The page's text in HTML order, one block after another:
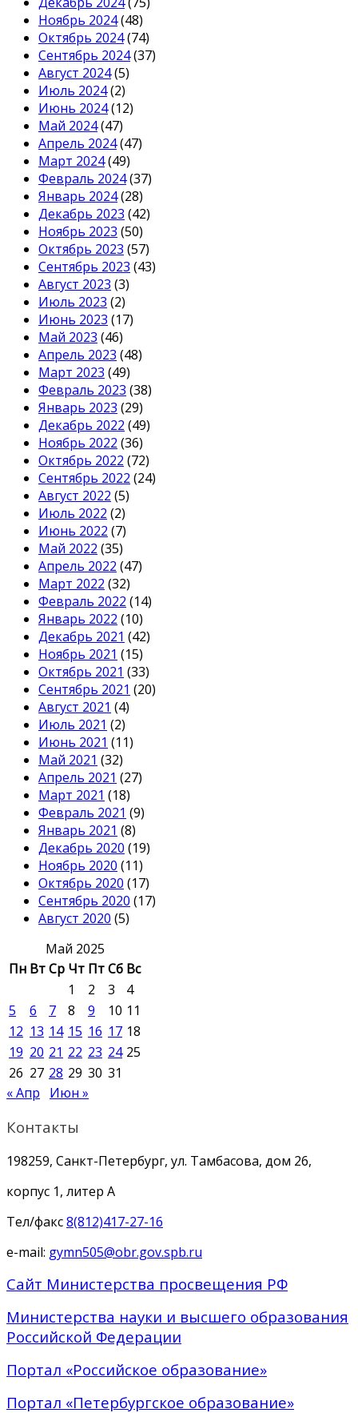
Ноябрь 2024(48)
Октябрь 2024(74)
Сентябрь 2024(37)
Август 2024(5)
Июль 2024(2)
Июнь 2024(12)
Май 2024(47)
Апрель 2024(47)
Март 2024(49)
Февраль 2024(37)
Январь 2024(28)
Декабрь 2023 (42)
Ноябрь 2023 (50)
Октябрь 2023 (57)
Сентябрь 2023 (43)
Август 2023 (3)
Июль 2023 (2)
Июнь 2023 (17)
Май 2023 (46)
Апрель 2023 (48)
Март 2023 (49)
Февраль 2023 (38)
Январь 2023 (29)
Декабрь 2022 (49)
Ноябрь 2022 (36)
Октябрь 2022 (72)
Сентябрь 2022 (24)
Август 2022 (5)
Июль 2022 (2)
Июнь 2022 (7)
Май 2022 (35)
Апрель 2022 (47)
Март 2022 (32)
Февраль 2022 (14)
Январь 2022 (10)
Декабрь 2021 (42)
Ноябрь 2021 (15)
Октябрь 2021 (33)
Сентябрь 2021 (20)
Август 2021 (4)
Июль 2021 (2)
Июнь 2021 (11)
Май 2021 (32)
Апрель 2021 (27)
Март 2021 (18)
Февраль 2021 (9)
Январь 2021 (8)
Декабрь 2020 (19)
Ноябрь 2020 (11)
Октябрь 2020 (17)
Сентябрь 2020 (17)
Август 2020 (5)
Май 2025
Пн ВтСр Чт ПтСб Вс
1
2 3
4
5
6 7 8 9 10 11
12 13 14 15 16 17 18
19 20 21 22 23 24 25
26 27 28 29 30 31
« Апр
Июн »
Контакты
198259, Санкт-Петербург, ул. Тамбасова, дом 26,
корпус 1, литер А
Тел/факс8(812)417-27-16
e-mail: gymn505@obr.gov.spb.ru
Сайт Министерства просвещения РФ
Министерства науки и высшего образования
Российской Федерации
Портал «Российское образование»
Портал «Петербургское образование»